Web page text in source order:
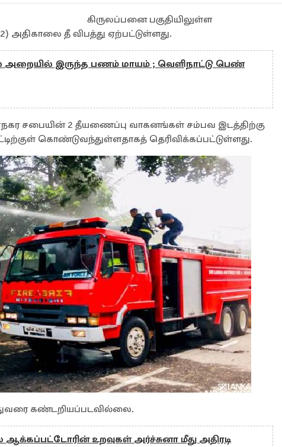
கிருலப்பனை பகுதியிலுள்ள
தீ விபத்து ஏற்பட்டுள்ளது.
இருந்த பணம் மாயம் ; வெளிநாட்டு பெண்
சபையின் 2 தீயணைப்பு வாகனங்கள் சம்பவ இடத்திற்கு
கொண்டுவந்துள்ளதாகத் தெரிவிக்கப்பட்டுள்ளது.
கண்டறியப்படவில்லை.
உறவுகள் அர்ச்சுனா மீது அதிரடி